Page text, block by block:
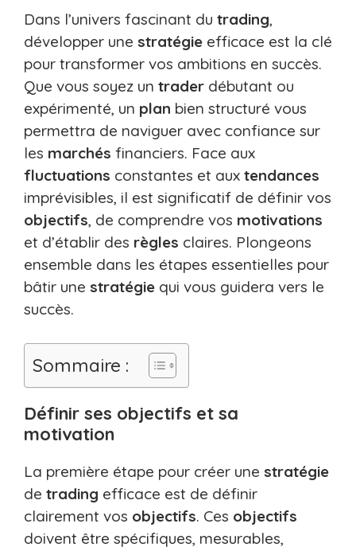
Dans l’univers fascinant du trading,
développer une stratégie efficace est la clé
pour transformer vos ambitions en succès.
Que vous soyez un trader débutant ou
expérimenté, un plan bien structuré vous
permettra de naviguer avec confiance sur
les marchés financiers. Face aux
fluctuations constantes et aux tendances
imprévisibles, il est significatif de définir vos
objectifs, de comprendre vos motivations
et d’établir des règles claires. Plongeons
ensemble dans les étapes essentielles pour
bâtir une stratégie qui vous guidera vers le
succès.
Sommaire :
Définir ses objectifs et sa
motivation
La première étape pour créer une stratégie
de trading efficace est de définir
clairement vos objectifs. Ces objectifs
doivent être spécifiques, mesurables,